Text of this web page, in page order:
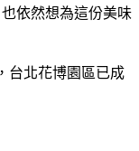
依然想為這份美味
台北花博園區已成